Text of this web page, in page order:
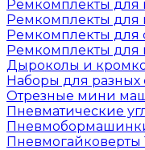
Ремкомплекты для
Ремкомплекты для
Ремкомплекты для
Ремкомплекты
Дыроколы и
Наборы для разных
Отрезные мини
Пневматические
Пневмогайковерты